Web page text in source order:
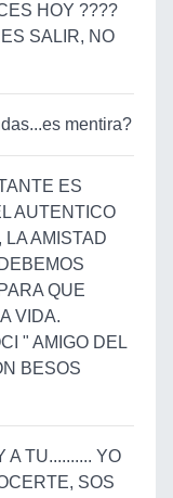
HOY ????
SALIR, NO
mentira?
ES
AUTENTICO
LA AMISTAD
QUE
VIDA.
" AMIGO DEL
BESOS
A TU.......... YO
SOS